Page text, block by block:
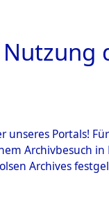
Portals!
Archivbesuch
Archives